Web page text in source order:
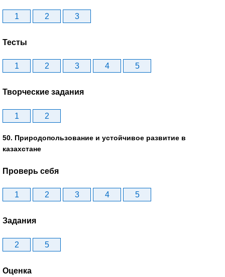
1 2 3
Тесты
1 2 3 4 5
Творческие задания
1 2
50. Природопользование и устойчивое развитие в
казахстане
Проверь себя
1 2 3 4 5
Задания
2 5
Оценка